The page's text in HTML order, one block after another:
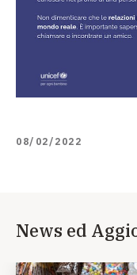
08/02/2022
News ed